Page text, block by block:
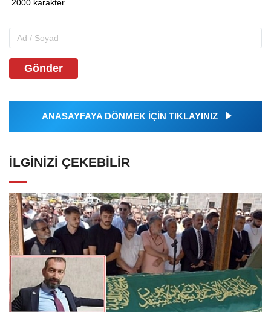
Gönder
ANASAYFAYA DÖNMEK İÇİN TIKLAYINIZ
İLGINIZI ÇEKEBILIR